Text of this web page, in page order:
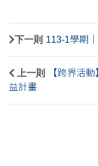
下一則 113-1學期
上一則
【跨界活
益計畫